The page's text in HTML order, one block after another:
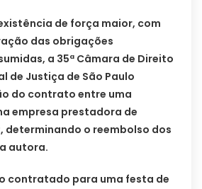
de força maior, com
das obrigações
a 35ª Câmara de Direito
de Justiça de São Paulo
do contrato entre uma
empresa prestadora de
determinando o reembolso dos
autora.
contratado para uma festa de